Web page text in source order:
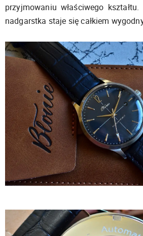
przyjmowaniu właściwego
nadgarstka staje się całkiem